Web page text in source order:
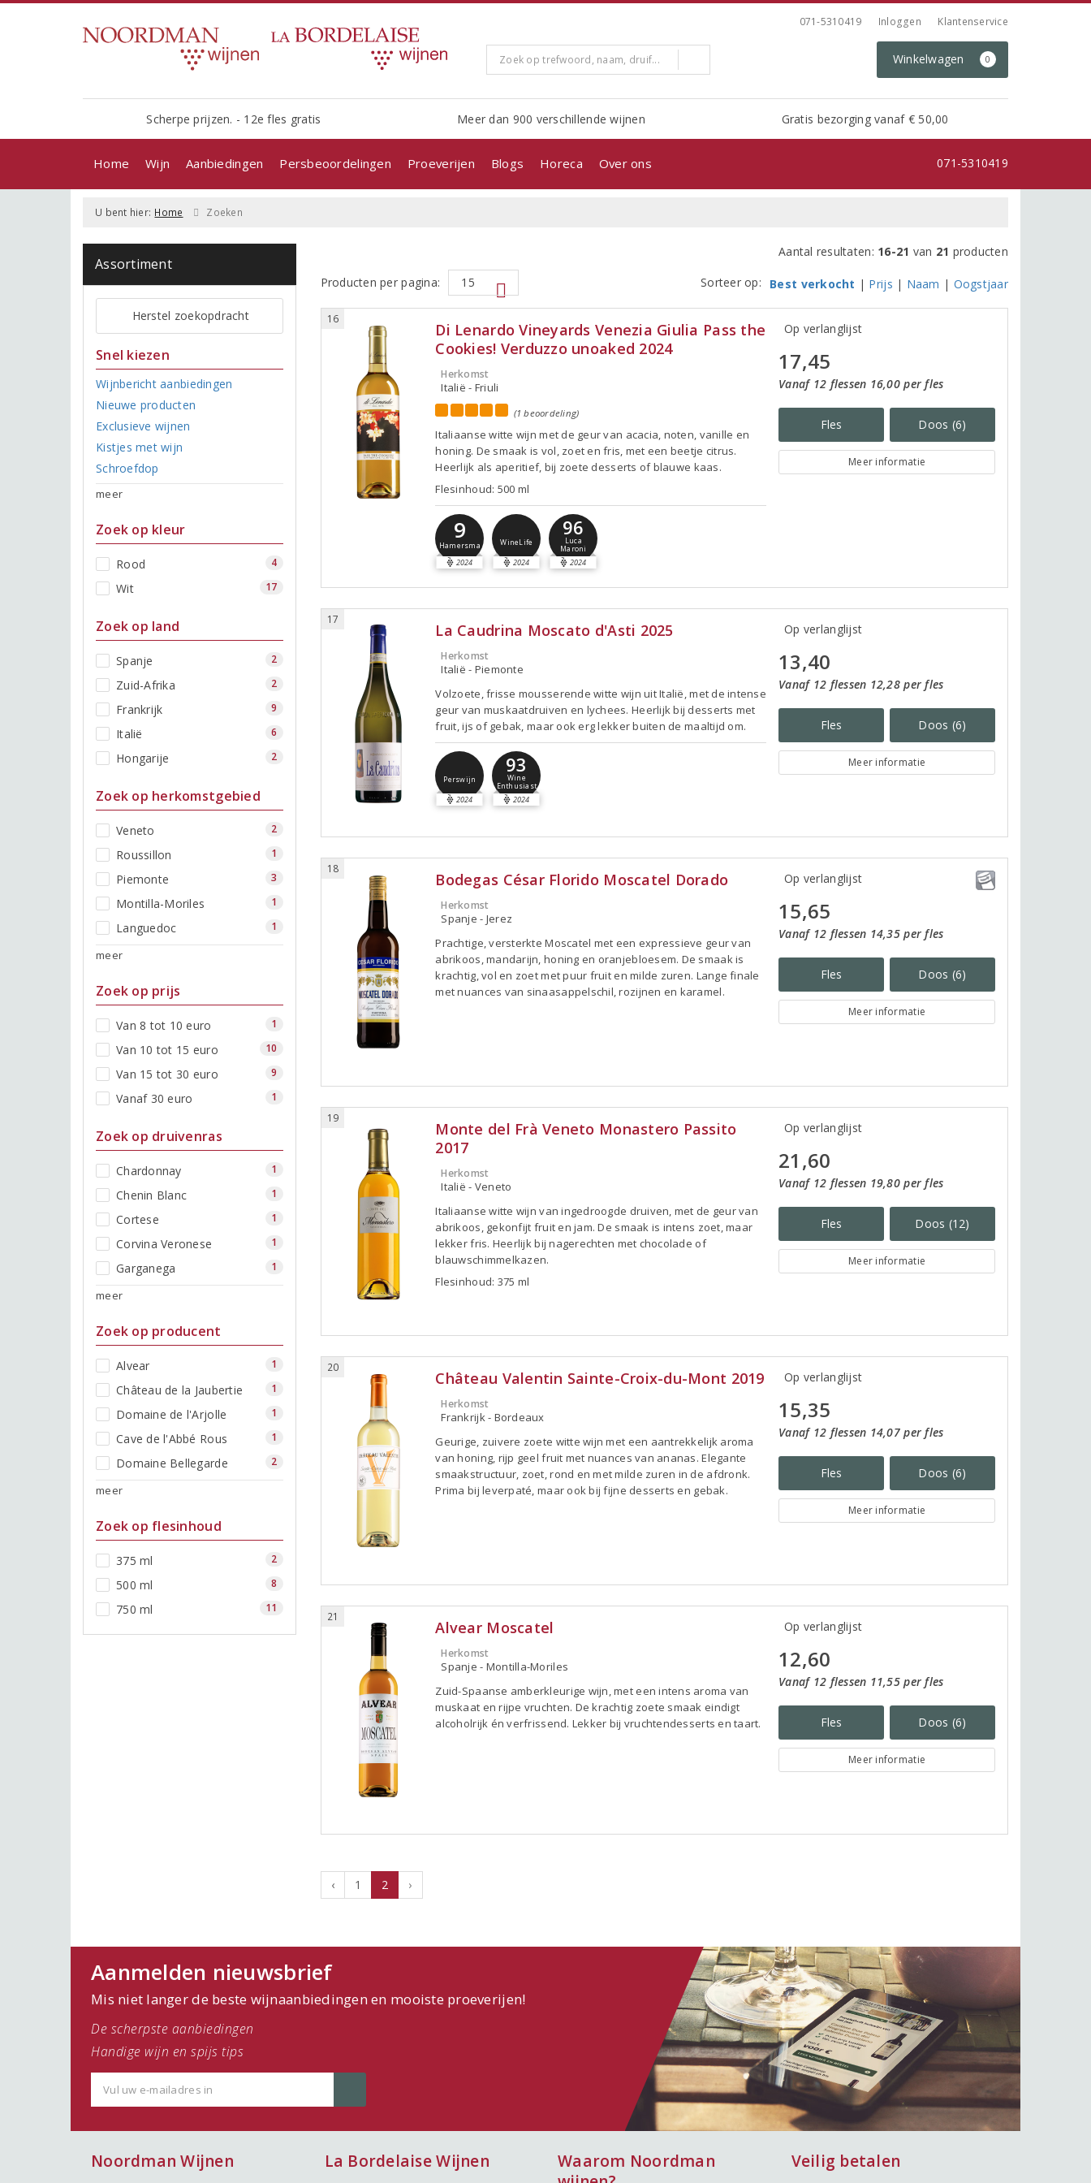
071-5310419 Inloggen Klantenservice
Winkelwagen 0
Scherpe prijzen. - 12e fles gratis Meer dan 900 verschillende wijnen Gratis bezorging vanaf € 50,00
Home Wijn Aanbiedingen Persbeoordelingen Proeverijen Blogs Horeca Over ons 071-5310419
U bent hier: Home Zoeken
Assortiment
Herstel zoekopdracht
Snel kiezen
Wijnbericht aanbiedingen
Nieuwe producten
Exclusieve wijnen
Kistjes met wijn
Schroefdop
meer
Zoek op kleur
Rood 4
Wit 17
Zoek op land
Spanje 2
Zuid-Afrika 2
Frankrijk 9
Italië 6
Hongarije 2
Zoek op herkomstgebied
Veneto 2
Roussillon 1
Piemonte 3
Montilla-Moriles 1
Languedoc 1
meer
Zoek op prijs
Van 8 tot 10 euro 1
Van 10 tot 15 euro 10
Van 15 tot 30 euro 9
Vanaf 30 euro 1
Zoek op druivenras
Chardonnay 1
Chenin Blanc 1
Cortese 1
Corvina Veronese 1
Garganega 1
meer
Zoek op producent
Alvear 1
Château de la Jaubertie 1
Domaine de l'Arjolle 1
Cave de l'Abbé Rous 1
Domaine Bellegarde 2
meer
Zoek op flesinhoud
375 ml 2
500 ml 8
750 ml 11
Aantal resultaten: 16-21 van 21 producten
Producten per pagina:
Sorteer op: Best verkocht | Prijs | Naam | Oogstjaar
16
Di Lenardo Vineyards Venezia Giulia Pass the
Cookies! Verduzzo unoaked 2024
Herkomst
Italië - Friuli
(1 beoordeling)
Italiaanse witte wijn met de geur van acacia, noten, vanille en
honing. De smaak is vol, zoet en fris, met een beetje citrus.
Heerlijk als aperitief, bij zoete desserts of blauwe kaas.
Flesinhoud: 500 ml
9
Hamersma
2024
WineLife
2024
96
Luca
Maroni
2024
Op verlanglijst
17,45
Vanaf 12 flessen 16,00 per fles
Fles Doos (6)
Meer informatie
17
La Caudrina Moscato d'Asti 2025
Herkomst
Italië - Piemonte
Volzoete, frisse mousserende witte wijn uit Italië, met de intense
geur van muskaatdruiven en lychees. Heerlijk bij desserts met
fruit, ijs of gebak, maar ook erg lekker buiten de maaltijd om.
Perswijn
2024
93
Wine
Enthusiast
2024
Op verlanglijst
13,40
Vanaf 12 flessen 12,28 per fles
Fles Doos (6)
Meer informatie
18
Bodegas César Florido Moscatel Dorado
Herkomst
Spanje - Jerez
Prachtige, versterkte Moscatel met een expressieve geur van
abrikoos, mandarijn, honing en oranjebloesem. De smaak is
krachtig, vol en zoet met puur fruit en milde zuren. Lange finale
met nuances van sinaasappelschil, rozijnen en karamel.
Op verlanglijst
15,65
Vanaf 12 flessen 14,35 per fles
Fles Doos (6)
Meer informatie
19
Monte del Frà Veneto Monastero Passito
2017
Herkomst
Italië - Veneto
Italiaanse witte wijn van ingedroogde druiven, met de geur van
abrikoos, gekonfijt fruit en jam. De smaak is intens zoet, maar
lekker fris. Heerlijk bij nagerechten met chocolade of
blauwschimmelkazen.
Flesinhoud: 375 ml
Op verlanglijst
21,60
Vanaf 12 flessen 19,80 per fles
Fles Doos (12)
Meer informatie
20
Château Valentin Sainte-Croix-du-Mont 2019
Herkomst
Frankrijk - Bordeaux
Geurige, zuivere zoete witte wijn met een aantrekkelijk aroma
van honing, rijp geel fruit met nuances van ananas. Elegante
smaakstructuur, zoet, rond en met milde zuren in de afdronk.
Prima bij leverpaté, maar ook bij fijne desserts en gebak.
Op verlanglijst
15,35
Vanaf 12 flessen 14,07 per fles
Fles Doos (6)
Meer informatie
21
Alvear Moscatel
Herkomst
Spanje - Montilla-Moriles
Zuid-Spaanse amberkleurige wijn, met een intens aroma van
muskaat en rijpe vruchten. De krachtig zoete smaak eindigt
alcoholrijk én verfrissend. Lekker bij vruchtendesserts en taart.
Op verlanglijst
12,60
Vanaf 12 flessen 11,55 per fles
Fles Doos (6)
Meer informatie
‹ 1 2 ›
Aanmelden nieuwsbrief
Mis niet langer de beste wijnaanbiedingen en mooiste proeverijen!
De scherpste aanbiedingen
Handige wijn en spijs tips
Noordman Wijnen La Bordelaise Wijnen
Waarom Noordman
Veilig betalen